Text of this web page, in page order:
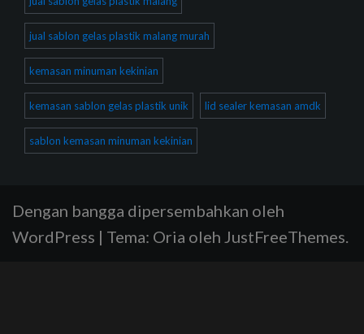
jual sablon gelas plastik malang murah
kemasan minuman kekinian
kemasan sablon gelas plastik unik lid sealer kemasan amdk
sablon kemasan minuman kekinian
Dengan bangga dipersembahkan oleh
WordPress | Tema: Oria oleh JustFreeThemes.